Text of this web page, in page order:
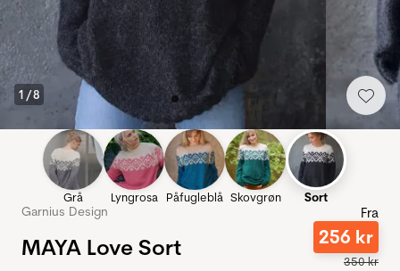
1 /8
Grå Lyngrosa Påfugleblå Skovgrøn Sort
Garnius Design
MAYA Love Sort
Fra
256 kr
350kr